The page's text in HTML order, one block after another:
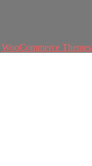
WooCommerce Themes